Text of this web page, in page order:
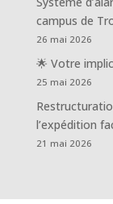
campus de
26 mai 2026
🌟 Votre
25 mai 2026
l’expédition
21 mai 2026